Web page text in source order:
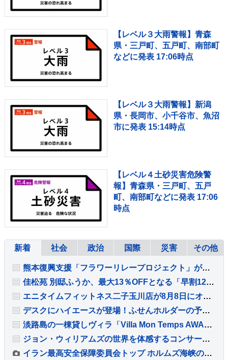
【レベル３大雨警報】青森
県・三戸町、五戸町、南部町
などに発表 17:06時点
【レベル３大雨警報】新潟
県・長岡市、小千谷市、魚沼
市に発表 15:14時点
【レベル４土砂災害危険警
報】青森県・三戸町、五戸
町、南部町などに発表 17:06
時点
新着 社会 政治 国際 災害 その他
熊本復興支援「フラワーリレープロジェクト」が東京・大阪・富山の3エリアで同時開催
佳松苑 別邸ふうか、最大13％OFFとなる「早割120」プランが登場
エニタイムフィットネス二子玉川店が8月8日にオープン
デスクにハイエースが登場！ふせんホルダーの予約販売を開始
淡路島の一棟貸しヴィラ「Villa Mon Temps AWAJI」で連泊素泊まりプランが登場
ジョン・ウィリアムズの世界を体感するコンサートが2027年1月に東京で開催決定
イラン最高安全保障委員会トップ ホルムズ海峡の通航再開に6つの条件提示 アメリカに制裁や海上封鎖の解除など要求